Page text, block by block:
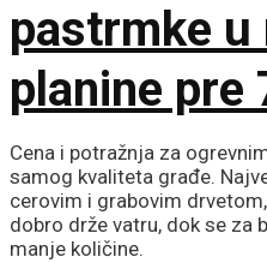
pastrmke u
planine pre
godina
Cena i potražnja za
samog kvaliteta građe.
cerovim i grabovim
dobro drže vatru, dok se za
manje količine.